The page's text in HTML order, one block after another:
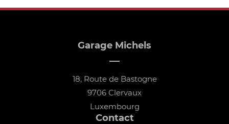
Garage Michels
18, Route de Bastogne
9706 Clervaux
Luxembourg
Contact